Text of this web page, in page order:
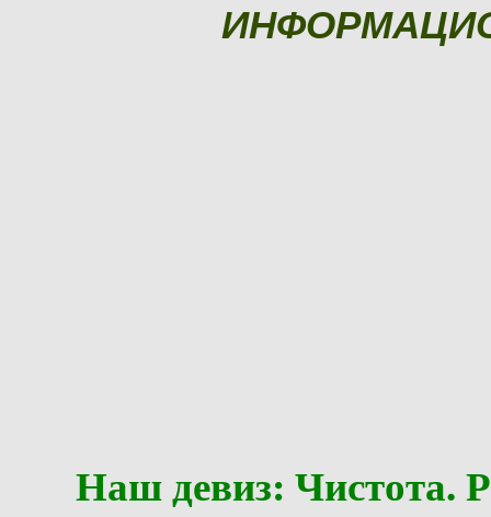
Наш девиз: